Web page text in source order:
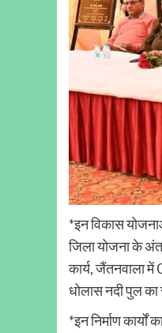
*इन विकास
जिला योजना के
कार्य, जैंतनवाला में
धोलास नदी पुल का
*इन निर्माण